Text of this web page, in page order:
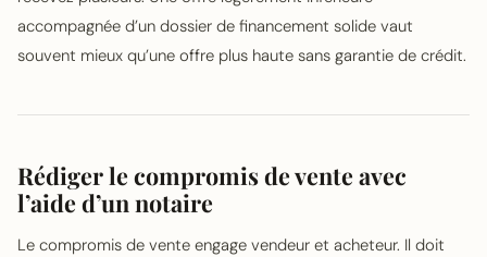
accompagnée d’un dossier de financement solide vaut
souvent mieux qu’une offre plus haute sans garantie de crédit.
Rédiger le compromis de vente avec
l’aide d’un notaire
Le compromis de vente engage vendeur et acheteur. Il doit